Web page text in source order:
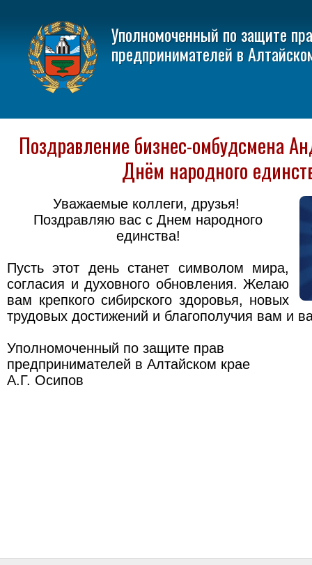
Уполномоченный по защите
предпринимателей в
Поздравление бизнес-омбудсмена
Днём народного
Уважаемые коллеги, друзья!
Поздравляю вас с Днем народного
единства!
Пусть этот день станет символом мира,
согласия и духовного обновления. Желаю
вам крепкого сибирского здоровья, новых
трудовых достижений и благополучия вам и
Уполномоченный по защите прав
предпринимателей в Алтайском крае
А.Г. Осипов